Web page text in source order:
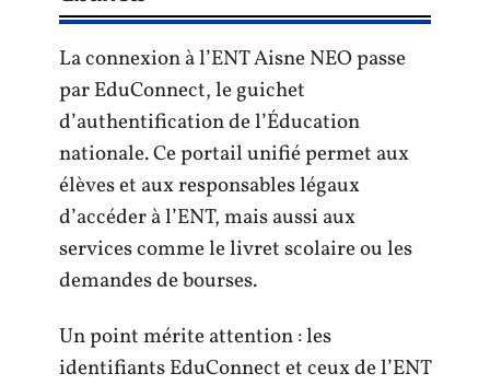
La connexion à l’ENT Aisne NEO passe
par EduConnect, le guichet
d’authentification de l’Éducation
nationale. Ce portail unifié permet aux
élèves et aux responsables légaux
d’accéder à l’ENT, mais aussi aux
services comme le livret scolaire ou les
demandes de bourses.
Un point mérite attention : les
identifiants EduConnect et ceux de l’ENT